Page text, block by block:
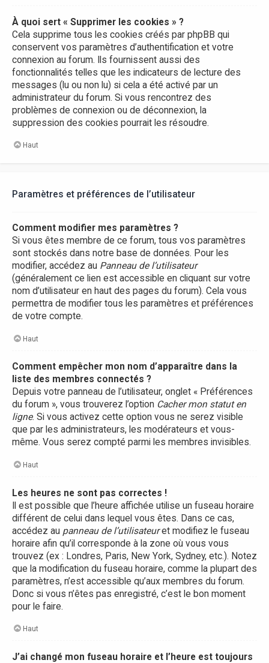
À quoi sert « Supprimer les cookies » ?
Cela supprime tous les cookies créés par phpBB qui
conservent vos paramètres d’authentification et votre
connexion au forum. Ils fournissent aussi des
fonctionnalités telles que les indicateurs de lecture des
messages (lu ou non lu) si cela a été activé par un
administrateur du forum. Si vous rencontrez des
problèmes de connexion ou de déconnexion, la
suppression des cookies pourrait les résoudre.
Haut
Paramètres et préférences de l’utilisateur
Comment modifier mes paramètres ?
Si vous êtes membre de ce forum, tous vos paramètres
sont stockés dans notre base de données. Pour les
modifier, accédez au Panneau de l’utilisateur
(généralement ce lien est accessible en cliquant sur votre
nom d’utilisateur en haut des pages du forum). Cela vous
permettra de modifier tous les paramètres et préférences
de votre compte.
Haut
Comment empêcher mon nom d’apparaître dans la
liste des membres connectés ?
Depuis votre panneau de l’utilisateur, onglet « Préférences
du forum », vous trouverez l’option Cacher mon statut en
ligne. Si vous activez cette option vous ne serez visible
que par les administrateurs, les modérateurs et vous-
même. Vous serez compté parmi les membres invisibles.
Haut
Les heures ne sont pas correctes !
Il est possible que l’heure affichée utilise un fuseau horaire
différent de celui dans lequel vous êtes. Dans ce cas,
accédez au panneau de l’utilisateuret modifiez le fuseau
horaire afin qu’il corresponde à la zone où vous vous
trouvez (ex : Londres, Paris, New York, Sydney, etc.). Notez
que la modification du fuseau horaire, comme la plupart des
paramètres, n’est accessible qu’aux membres du forum.
Donc si vous n’êtes pas enregistré, c’est le bon moment
pour le faire.
Haut
J’ai changé mon fuseau horaire et l’heure est toujours